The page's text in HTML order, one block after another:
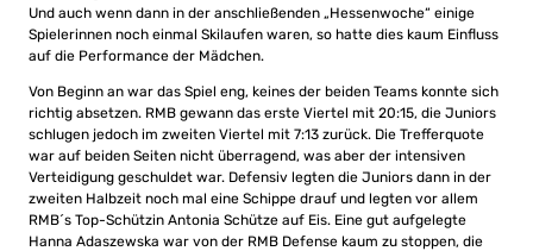
Und auch wenn dann in der anschließenden „Hessenwoche“ einige
Spielerinnen noch einmal Skilaufen waren, so hatte dies kaum Einfluss
auf die Performance der Mädchen.
Von Beginn an war das Spiel eng, keines der beiden Teams konnte sich
richtig absetzen. RMB gewann das erste Viertel mit 20:15, die Juniors
schlugen jedoch im zweiten Viertel mit 7:13 zurück. Die Trefferquote
war auf beiden Seiten nicht überragend, was aber der intensiven
Verteidigung geschuldet war. Defensiv legten die Juniors dann in der
zweiten Halbzeit noch mal eine Schippe drauf und legten vor allem
RMB´s Top-Schützin Antonia Schütze auf Eis. Eine gut aufgelegte
Hanna Adaszewska war von der RMB Defense kaum zu stoppen, die